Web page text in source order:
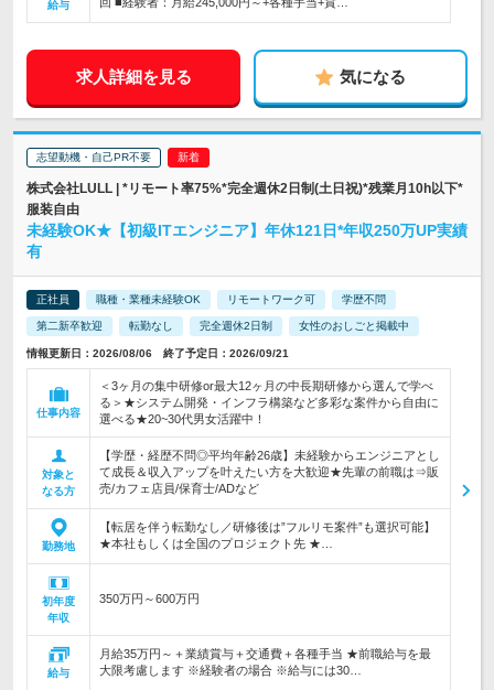
給与
求人詳細を見る 気になる
志望動機・自己PR不要
株式会社LULL | *リモート率75%*完全週休2日制(土日祝)*残業月10h以下*
服装自由
未経験OK★【初級ITエンジニア】年休121日*年収250万UP実績
有
正社員 職種・業種未経験OK リモートワーク可 学歴不問
第二新卒歓迎 転勤なし 完全週休2日制 女性のおしごと掲載中
情報更新日：2026/08/06 終了予定日：2026/09/21
仕事内容
＜3ヶ月の集中研修or最大12ヶ月の中長期研修から選んで学べ
る＞★システム開発・インフラ構築など多彩な案件から自由に
選べる★20~30代男女活躍中！
対象と
なる方
【学歴・経歴不問◎平均年齢26歳】未経験からエンジニアとし
て成長＆収入アップを叶えたい方を大歓迎★先輩の前職は⇒販
売/カフェ店員/保育士/ADなど
勤務地
【転居を伴う転勤なし／研修後は”フルリモ案件”も選択可能】
★本社もしくは全国のプロジェクト先 ★…
初年度
年収
350万円～600万円
給与
月給35万円～＋業績賞与＋交通費＋各種手当 ★前職給与を最
大限考慮します ※経験者の場合 ※給与には30…